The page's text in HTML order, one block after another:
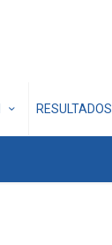
RESULTADOS